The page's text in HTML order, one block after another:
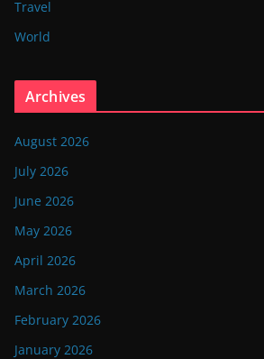
Travel
World
Archives
August 2026
July 2026
June 2026
May 2026
April 2026
March 2026
February 2026
January 2026